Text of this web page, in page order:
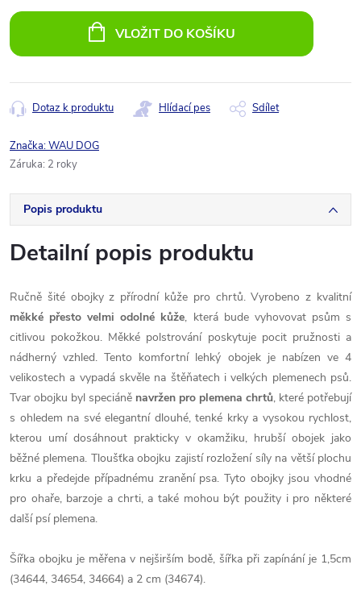
cena:
VLOŽIT DO KOŠÍKU
Dotaz k produktu Hlídací pes Sdílet
Značka:WAU DOG
Záruka: 2 roky
Popis produktu
Detailní popis produktu
Ručně šité obojky z přírodní kůže pro chrtů. Vyrobeno z kvalitní
měkké přesto velmi odolné kůže, která bude vyhovovat psům s
citlivou pokožkou. Měkké polstrování poskytuje pocit pružnosti a
nádherný vzhled. Tento komfortní lehký obojek je nabízen ve 4
velikostech a vypadá skvěle na štěňatech i velkých plemenech psů.
Tvar obojku byl speciáně navržen pro plemena chrtů, které potřebují
s ohledem na své elegantní dlouhé, tenké krky a vysokou rychlost,
kterou umí dosáhnout prakticky v okamžiku, hrubší obojek jako
běžné plemena. Tloušťka obojku zajistí rozložení síly na větší plochu
krku a předejde případnému zranění psa. Tyto obojky jsou vhodné
pro ohaře, barzoje a chrti, a také mohou být použity i pro některé
další psí plemena.
Šířka obojku je měřena v nejširším bodě, šířka při zapínání je 1,5cm
(34644, 34654, 34664) a 2 cm (34674).